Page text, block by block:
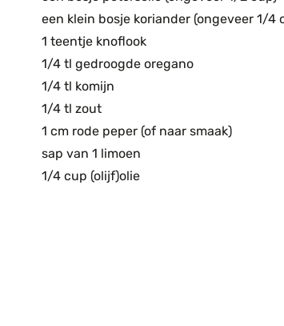
een klein bosje koriander (ongeveer 1/4
1 teentje knoflook
1/4 tl gedroogde oregano
1/4 tl komijn
1/4 tl zout
1 cm rode peper (of naar smaak)
sap van 1 limoen
1/4 cup (olijf)olie